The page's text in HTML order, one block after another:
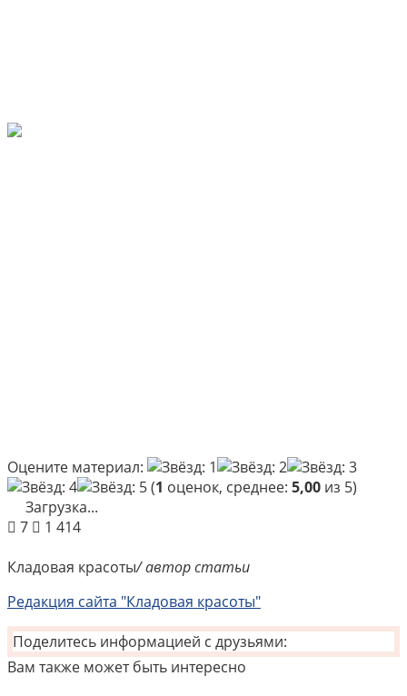
Оцените материал:
(1 оценок, среднее: 5,00 из 5)
Загрузка...
7
1 414
Кладовая красоты/ автор статьи
Редакция сайта "Кладовая красоты"
Поделитесь информацией с друзьями:
Вам также может быть интересно